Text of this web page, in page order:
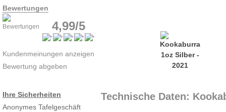
Bewertungen
4,99/5
Kundenmeinungen anzeigen
Bewertung abgeben
Ihre Sicherheiten
Anonymes Tafelgeschäft
Technische Daten: